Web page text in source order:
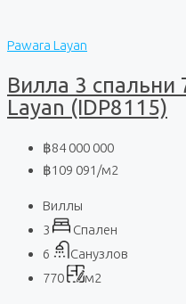
Pawara Layan
Вилла 3 спальни
Layan (IDP8115)
฿84 000 000
฿109 091 /м2
Виллы
3
Спален
6
Санузлов
770
м2